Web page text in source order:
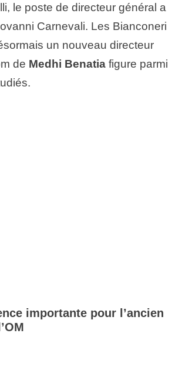
le poste de directeur général a
Carnevali. Les Bianconeri
un nouveau directeur
de Medhi Benatia figure parmi
importante pour l’ancien
OM